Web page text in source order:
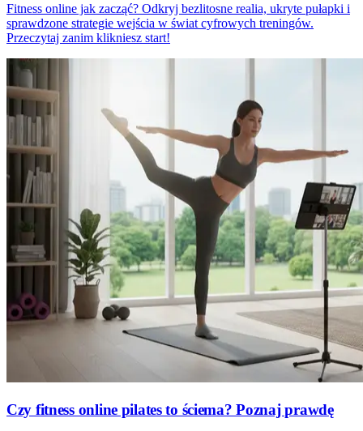
Fitness online jak zacząć? Odkryj bezlitosne realia, ukryte pułapki i
sprawdzone strategie wejścia w świat cyfrowych treningów.
Przeczytaj zanim klikniesz start!
Czy fitness online pilates to ściema? Poznaj prawdę